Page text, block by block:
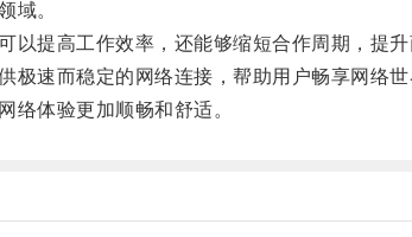
域。
提高工作效率，还能够缩短合作周期，提升
速而稳定的网络连接，帮助用户畅享网络世
体验更加顺畅和舒适。